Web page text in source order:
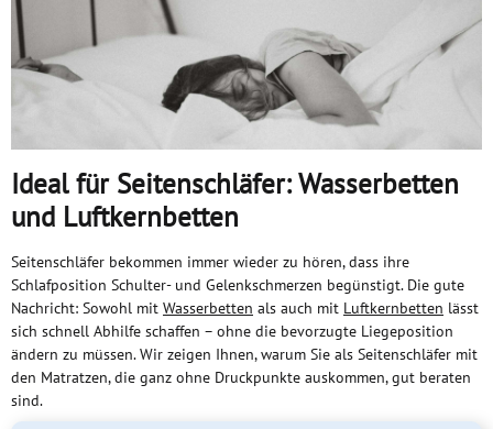
Ideal für Seitenschläfer: Wasserbetten
und Luftkernbetten
Seitenschläfer bekommen immer wieder zu hören, dass ihre
Schlafposition Schulter- und Gelenkschmerzen begünstigt. Die gute
Nachricht: Sowohl mit Wasserbetten als auch mit Luftkernbetten lässt
sich schnell Abhilfe schaffen – ohne die bevorzugte Liegeposition
ändern zu müssen. Wir zeigen Ihnen, warum Sie als Seitenschläfer mit
den Matratzen, die ganz ohne Druckpunkte auskommen, gut beraten
sind.